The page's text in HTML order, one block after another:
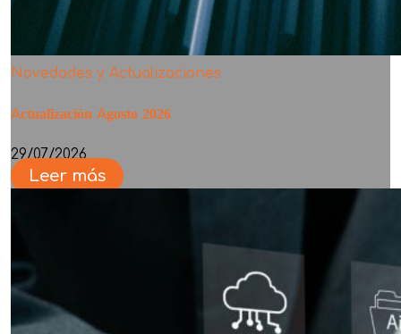
Novedades y Actualizaciones
Actualización Agosto 2026
29/07/2026
Leer más